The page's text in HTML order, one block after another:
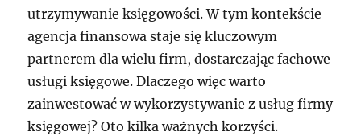
utrzymywanie księgowości. W tym kontekście
agencja finansowa staje się kluczowym
partnerem dla wielu firm, dostarczając fachowe
usługi księgowe. Dlaczego więc warto
zainwestować w wykorzystywanie z usług firmy
księgowej? Oto kilka ważnych korzyści.